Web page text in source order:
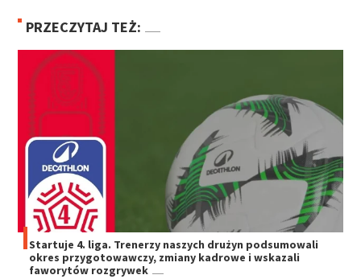
PRZECZYTAJ TEŻ:
Startuje 4. liga. Trenerzy naszych drużyn podsumowali
okres przygotowawczy, zmiany kadrowe i wskazali
faworytów rozgrywek